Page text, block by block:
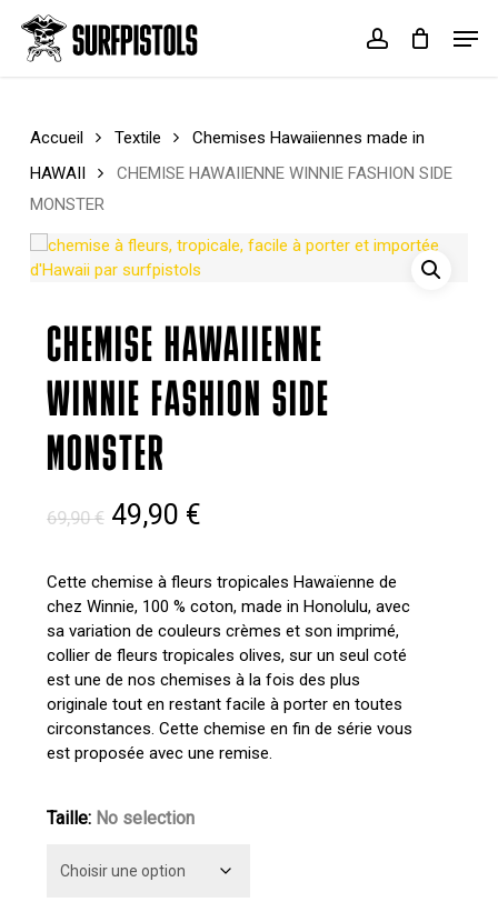
main
account
Cart Close
Accueil Textile
Chemises Hawaiiennes made in
HAWAII
CHEMISE HAWAIIENNE WINNIE FASHION SIDE
MONSTER
CHEMISE HAWAIIENNE
WINNIE FASHION SIDE
MONSTER
69,90€ Le
initial
était :
69,90 €.
49,90 €Le
actuel
est :
49,90 €.
Cette chemise à fleurs tropicales Hawaïenne de
chez Winnie, 100 % coton, made in Honolulu, avec
sa variation de couleurs crèmes et son imprimé,
collier de fleurs tropicales olives, sur un seul coté
est une de nos chemises à la fois des plus
originale tout en restant facile à porter en toutes
circonstances. Cette chemise en fin de série vous
est proposée avec une remise.
Taille: No selection